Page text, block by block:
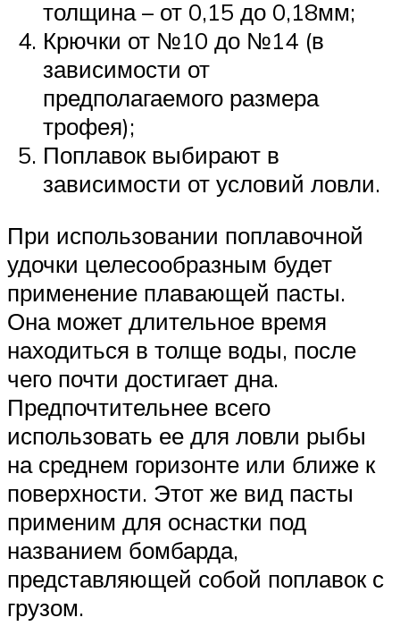
толщина – от 0,15 до 0,18мм;
Крючки от №10 до №14 (в
зависимости от
предполагаемого размера
трофея);
Поплавок выбирают в
зависимости от условий ловли.
При использовании поплавочной
удочки целесообразным будет
применение плавающей пасты.
Она может длительное время
находиться в толще воды, после
чего почти достигает дна.
Предпочтительнее всего
использовать ее для ловли рыбы
на среднем горизонте или ближе к
поверхности. Этот же вид пасты
применим для оснастки под
названием бомбарда,
представляющей собой поплавок с
грузом.